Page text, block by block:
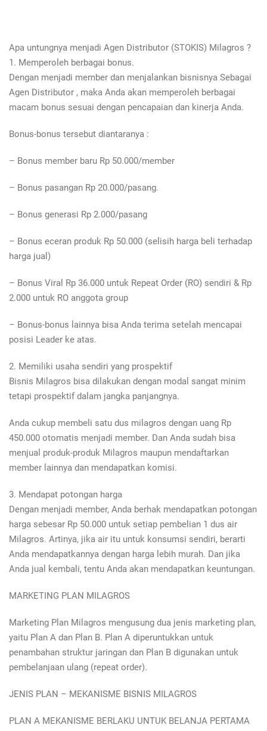
Apa untungnya menjadi Agen Distributor (STOKIS) Milagros ?
1. Memperoleh berbagai bonus.
Dengan menjadi member dan menjalankan bisnisnya Sebagai
Agen Distributor , maka Anda akan memperoleh berbagai
macam bonus sesuai dengan pencapaian dan kinerja Anda.
Bonus-bonus tersebut diantaranya :
– Bonus member baru Rp 50.000/member
– Bonus pasangan Rp 20.000/pasang.
– Bonus generasi Rp 2.000/pasang
– Bonus eceran produk Rp 50.000 (selisih harga beli terhadap
harga jual)
– Bonus Viral Rp 36.000 untuk Repeat Order (RO) sendiri & Rp
2.000 untuk RO anggota group
– Bonus-bonus lainnya bisa Anda terima setelah mencapai
posisi Leader ke atas.
2. Memiliki usaha sendiri yang prospektif
Bisnis Milagros bisa dilakukan dengan modal sangat minim
tetapi prospektif dalam jangka panjangnya.
Anda cukup membeli satu dus milagros dengan uang Rp
450.000 otomatis menjadi member. Dan Anda sudah bisa
menjual produk-produk Milagros maupun mendaftarkan
member lainnya dan mendapatkan komisi.
3. Mendapat potongan harga
Dengan menjadi member, Anda berhak mendapatkan potongan
harga sebesar Rp 50.000 untuk setiap pembelian 1 dus air
Milagros. Artinya, jika air itu untuk konsumsi sendiri, berarti
Anda mendapatkannya dengan harga lebih murah. Dan jika
Anda jual kembali, tentu Anda akan mendapatkan keuntungan.
MARKETING PLAN MILAGROS
Marketing Plan Milagros mengusung dua jenis marketing plan,
yaitu Plan A dan Plan B. Plan A diperuntukkan untuk
penambahan struktur jaringan dan Plan B digunakan untuk
pembelanjaan ulang (repeat order).
JENIS PLAN – MEKANISME BISNIS MILAGROS
PLAN A MEKANISME BERLAKU UNTUK BELANJA PERTAMA